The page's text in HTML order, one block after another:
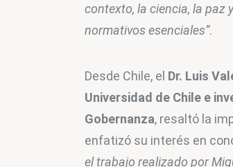
contexto, la ciencia, la paz
normativos esenciales”.
Desde Chile, el Dr. Luis
Universidad de Chile e
Gobernanza, resaltó la
enfatizó su interés en
el trabajo realizado por